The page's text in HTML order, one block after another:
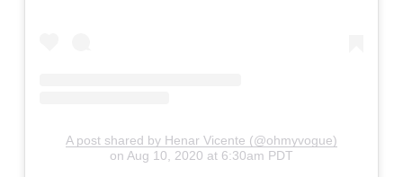
A post shared by Henar Vicente (@ohmyvogue)
on Aug 10, 2020 at 6:30am PDT